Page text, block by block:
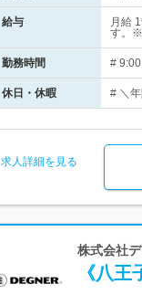
給与
月給
す。
勤務時間 #
休日・休暇 # ＼
求人詳細を見る
株式会社
《八